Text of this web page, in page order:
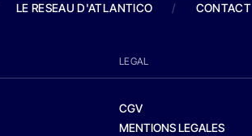
LE RESEAU D'ATLANTICO / CONTACT
LEGAL
CGV
MENTIONS LEGALES